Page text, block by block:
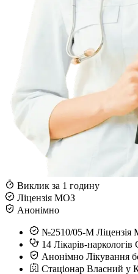
Виклик за 1 годину
Ліцензія МОЗ
Анонімно
№2510/05-М
14 Лікарів-наркологів
Анонімно Лікування
Стаціонар Власний у